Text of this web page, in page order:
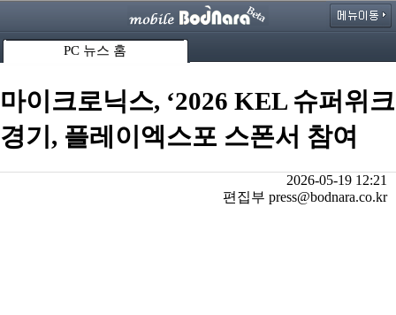
PC 뉴스 홈
마이크로닉스, ‘2026 KEL 슈퍼위크
경기, 플레이엑스포 스폰서 참여
2026-05-19 12:21
편집부 press@bodnara.co.kr